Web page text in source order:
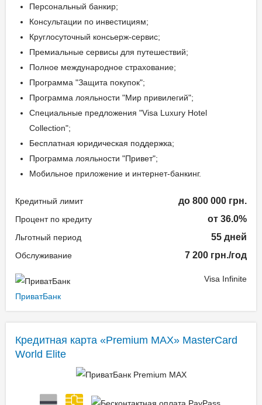
Персональный банкир;
Консультации по инвестициям;
Круглосуточный консьерж-сервис;
Премиальные сервисы для путешествий;
Полное международное страхование;
Программа "Защита покупок";
Программа лояльности "Мир привилегий";
Специальные предложения "Visa Luxury Hotel
Collection";
Бесплатная юридическая поддержка;
Программа лояльности "Привет";
Мобильное приложение и интернет-банкинг.
Кредитный лимит до 800 000 грн.
Процент по кредиту от 36.0%
Льготный период 55 дней
Обслуживание 7 200 грн./год
ПриватБанк
Visa Infinite
Кредитная карта «Premium MAX» MasterCard
World Elite